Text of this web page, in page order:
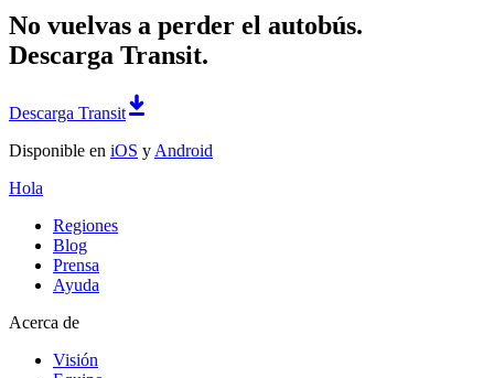
No vuelvas a perder el autobús.
Descarga Transit.
Descarga Transit
Disponible en iOS y Android
Hola
Regiones
Blog
Prensa
Ayuda
Acerca de
Visión